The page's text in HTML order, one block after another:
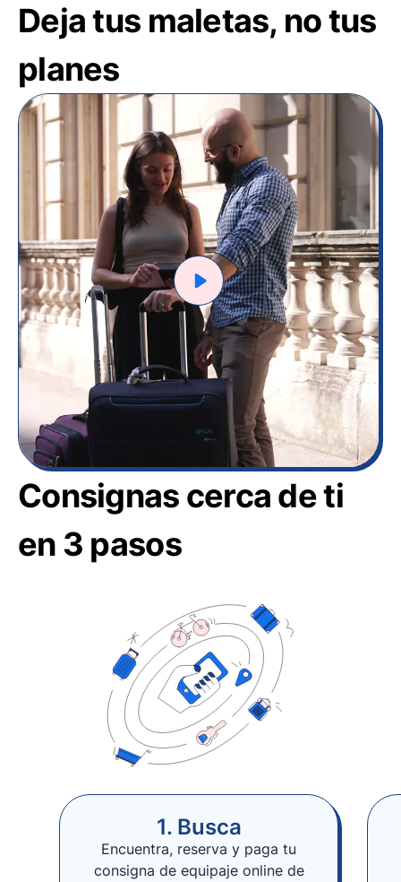
Deja tus maletas, no tus
planes
Consignas cerca de ti
en 3 pasos
1. Busca
Encuentra, reserva y paga tu
consigna de equipaje online de